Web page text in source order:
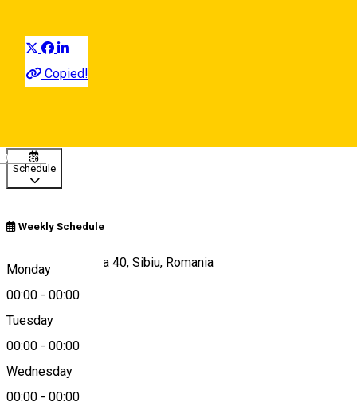
Deutsch
Copied!
00:00 - 00:00
Schedule
Weekly Schedule
Monday
00:00 - 00:00
Tuesday
00:00 - 00:00
Wednesday
00:00 - 00:00
Șoseaua Alba Iulia 40, Sibiu, Romania
Map
About